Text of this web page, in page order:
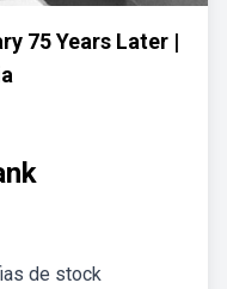
75 Years Later |
de stock